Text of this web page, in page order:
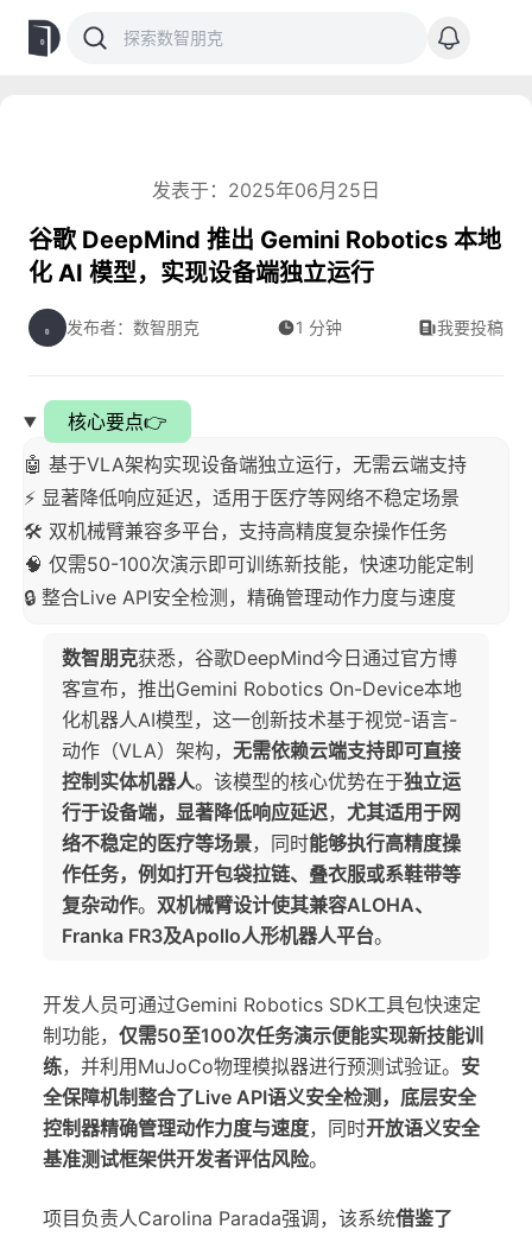
发表于：2025年06月25日
谷歌 DeepMind 推出 Gemini Robotics 本地
化 AI 模型，实现设备端独立运行
发布者：数智朋克 1 分钟 我要投稿
核心要点👉
🤖 基于VLA架构实现设备端独立运行，无需云端支持
⚡ 显著降低响应延迟，适用于医疗等网络不稳定场景
🛠️ 双机械臂兼容多平台，支持高精度复杂操作任务
🧠 仅需50-100次演示即可训练新技能，快速功能定制
🔒 整合Live API安全检测，精确管理动作力度与速度
数智朋克获悉，谷歌DeepMind今日通过官方博
客宣布，推出Gemini Robotics On-Device本地
化机器人AI模型，这一创新技术基于视觉-语言-
动作（VLA）架构， 无需依赖云端支持即可直接
控制实体机器人。该模型的核心优势在于独立运
行于设备端，显著降低响应延迟， 尤其适用于网
络不稳定的医疗等场景，同时能够执行高精度操
作任务，例如打开包袋拉链、叠衣服或系鞋带等
复杂动作。 双机械臂设计使其兼容ALOHA、
Franka FR3及Apollo人形机器人平台。
开发人员可通过Gemini Robotics SDK工具包快速定
制功能， 仅需50至100次任务演示便能实现新技能训
练，并利用MuJoCo物理模拟器进行预测试验证。 安
全保障机制整合了Live API语义安全检测，底层安全
控制器精确管理动作力度与速度，同时开放语义安全
基准测试框架供开发者评估风险。
项目负责人Carolina Parada强调，该系统借鉴了